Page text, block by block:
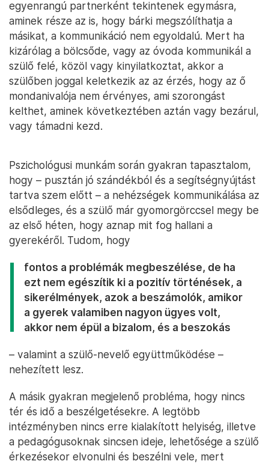
egyenrangú partnerként tekintenek egymásra,
aminek része az is, hogy bárki megszólíthatja a
másikat, a kommunikáció nem egyoldalú. Mert ha
kizárólag a bölcsőde, vagy az óvoda kommunikál a
szülő felé, közöl vagy kinyilatkoztat, akkor a
szülőben joggal keletkezik az az érzés, hogy az ő
mondanivalója nem érvényes, ami szorongást
kelthet, aminek következtében aztán vagy bezárul,
vagy támadni kezd.
Pszichológusi munkám során gyakran tapasztalom,
hogy – pusztán jó szándékból és a segítségnyújtást
tartva szem előtt – a nehézségek kommunikálása az
elsődleges, és a szülő már gyomorgörccsel megy be
az első héten, hogy aznap mit fog hallani a
gyerekéről. Tudom, hogy
fontos a problémák megbeszélése, de ha
ezt nem egészítik ki a pozitív történések, a
sikerélmények, azok a beszámolók, amikor
a gyerek valamiben nagyon ügyes volt,
akkor nem épül a bizalom, és a beszokás
– valamint a szülő-nevelő együttműködése –
nehezített lesz.
A másik gyakran megjelenő probléma, hogy nincs
tér és idő a beszélgetésekre. A legtöbb
intézményben nincs erre kialakított helyiség, illetve
a pedagógusoknak sincsen ideje, lehetősége a szülő
érkezésekor elvonulni és beszélni vele, mert